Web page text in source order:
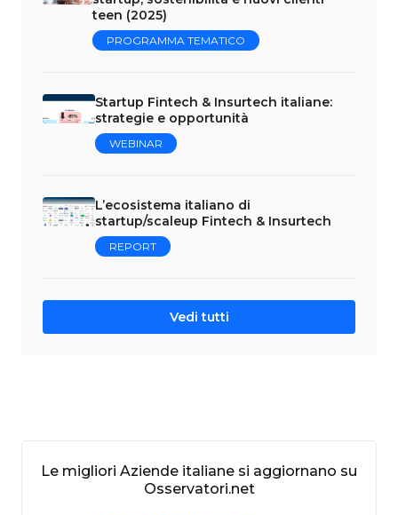
teen (2025)
PROGRAMMA TEMATICO
Startup Fintech & Insurtech italiane:
strategie e opportunità
WEBINAR
L’ecosistema italiano di
startup/scaleup Fintech & Insurtech
REPORT
Vedi tutti
Le migliori Aziende italiane si aggiornano su
Osservatori.net